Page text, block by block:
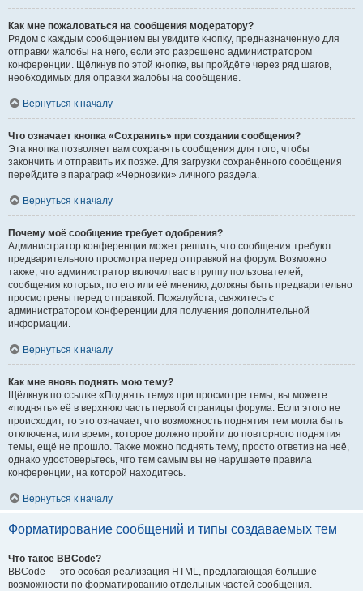
Как мне пожаловаться на сообщения модератору?
Рядом с каждым сообщением вы увидите кнопку, предназначенную для
отправки жалобы на него, если это разрешено администратором
конференции. Щёлкнув по этой кнопке, вы пройдёте через ряд шагов,
необходимых для оправки жалобы на сообщение.
Вернуться к началу
Что означает кнопка «Сохранить» при создании сообщения?
Эта кнопка позволяет вам сохранять сообщения для того, чтобы
закончить и отправить их позже. Для загрузки сохранённого сообщения
перейдите в параграф «Черновики» личного раздела.
Вернуться к началу
Почему моё сообщение требует одобрения?
Администратор конференции может решить, что сообщения требуют
предварительного просмотра перед отправкой на форум. Возможно
также, что администратор включил вас в группу пользователей,
сообщения которых, по его или её мнению, должны быть предварительно
просмотрены перед отправкой. Пожалуйста, свяжитесь с
администратором конференции для получения дополнительной
информации.
Вернуться к началу
Как мне вновь поднять мою тему?
Щёлкнув по ссылке «Поднять тему» при просмотре темы, вы можете
«поднять» её в верхнюю часть первой страницы форума. Если этого не
происходит, то это означает, что возможность поднятия тем могла быть
отключена, или время, которое должно пройти до повторного поднятия
темы, ещё не прошло. Также можно поднять тему, просто ответив на неё,
однако удостоверьтесь, что тем самым вы не нарушаете правила
конференции, на которой находитесь.
Вернуться к началу
Форматирование сообщений и типы создаваемых тем
Что такое BBCode?
BBCode — это особая реализация HTML, предлагающая большие
возможности по форматированию отдельных частей сообщения.